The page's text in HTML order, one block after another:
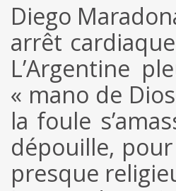
Diego
arrêt
L’Argentine
« mano de
la foule
dépouille,
presque